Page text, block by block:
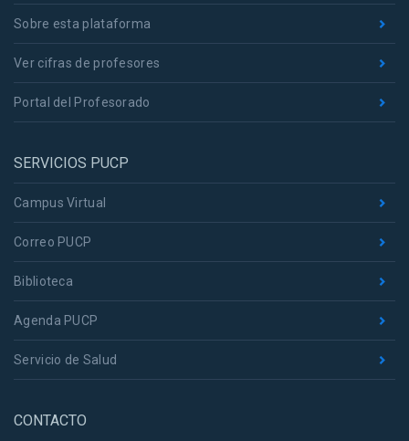
Sobre esta plataforma
Ver cifras de profesores
Portal del Profesorado
SERVICIOS PUCP
Campus Virtual
Correo PUCP
Biblioteca
Agenda PUCP
Servicio de Salud
CONTACTO